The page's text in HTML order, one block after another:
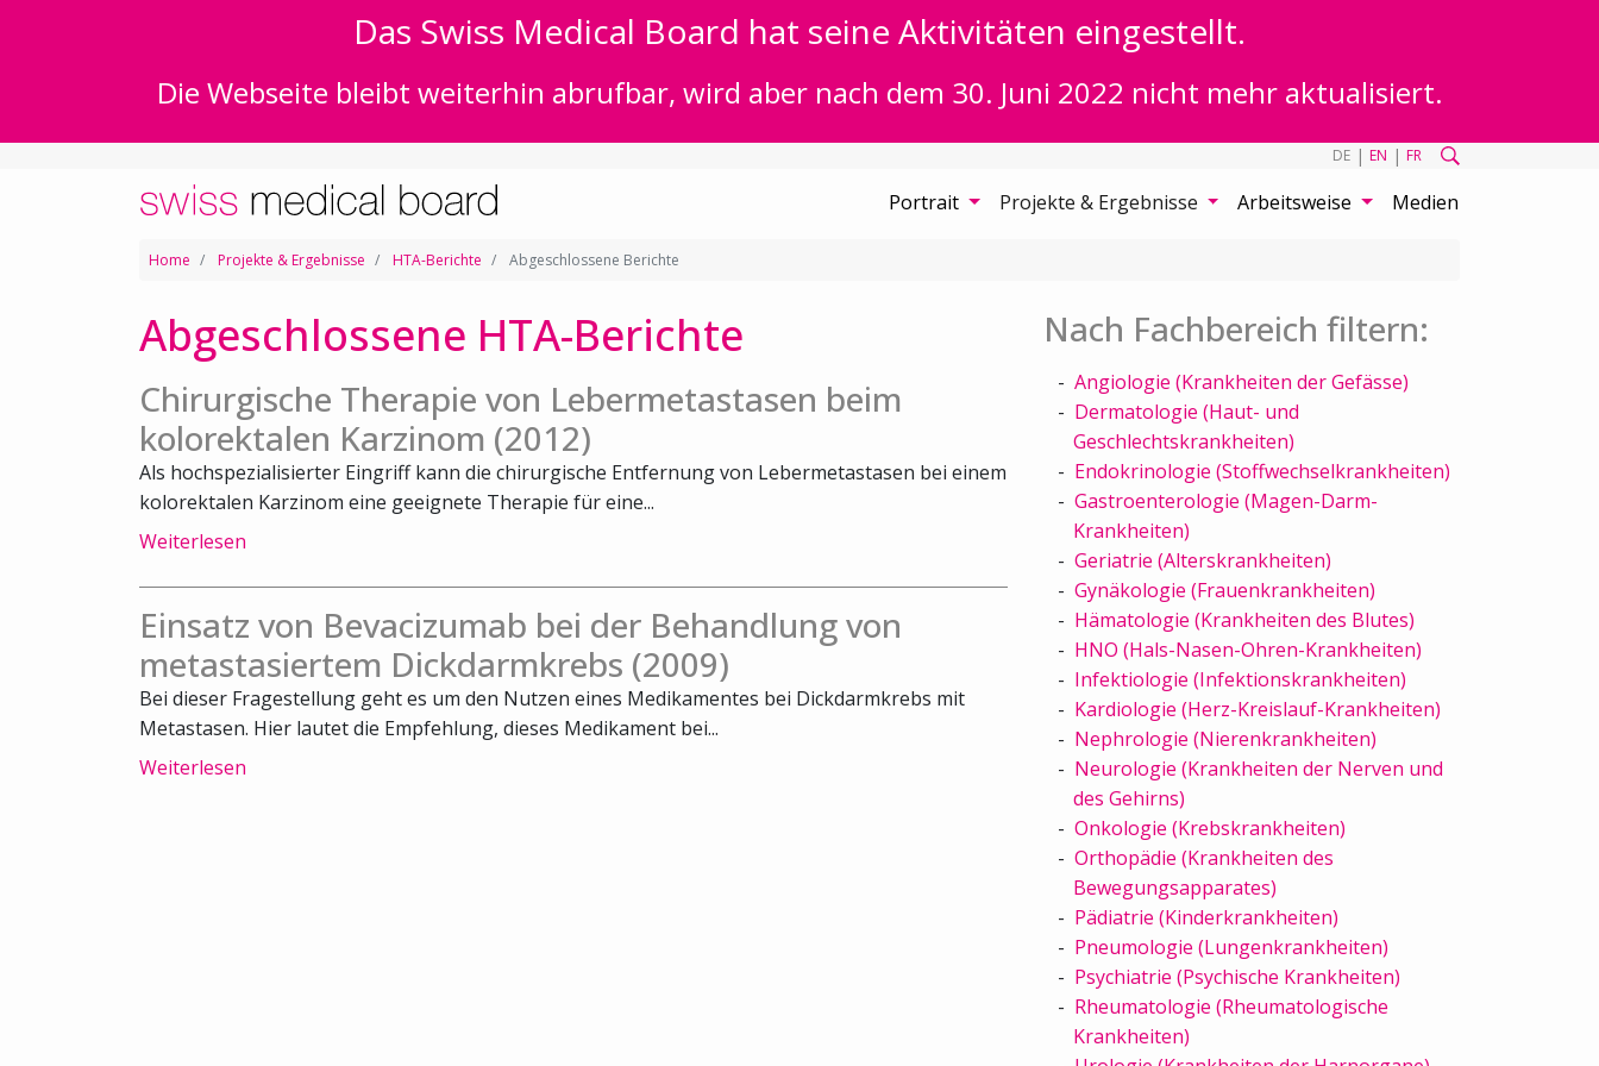
Das Swiss Medical Board hat seine Aktivitäten eingestellt.
Die Webseite bleibt weiterhin abrufbar, wird aber nach dem 30. Juni 2022 nicht mehr aktualisiert.
DE | EN | FR
Portrait Projekte & Ergebnisse Arbeitsweise Medien
Home Projekte & Ergebnisse HTA-Berichte Abgeschlossene Berichte
Abgeschlossene HTA-Berichte
Chirurgische Therapie von Lebermetastasen beim
kolorektalen Karzinom (2012)
Als hochspezialisierter Eingriff kann die chirurgische Entfernung von Lebermetastasen bei einem
kolorektalen Karzinom eine geeignete Therapie für eine...
Weiterlesen
Einsatz von Bevacizumab bei der Behandlung von
metastasiertem Dickdarmkrebs (2009)
Bei dieser Fragestellung geht es um den Nutzen eines Medikamentes bei Dickdarmkrebs mit
Metastasen. Hier lautet die Empfehlung, dieses Medikament bei...
Weiterlesen
Nach Fachbereich filtern:
Angiologie (Krankheiten der Gefässe)
Dermatologie (Haut- und
Geschlechtskrankheiten)
Endokrinologie (Stoffwechselkrankheiten)
Gastroenterologie (Magen-Darm-
Krankheiten)
Geriatrie (Alterskrankheiten)
Gynäkologie (Frauenkrankheiten)
Hämatologie (Krankheiten des Blutes)
HNO (Hals-Nasen-Ohren-Krankheiten)
Infektiologie (Infektionskrankheiten)
Kardiologie (Herz-Kreislauf-Krankheiten)
Nephrologie (Nierenkrankheiten)
Neurologie (Krankheiten der Nerven und
des Gehirns)
Onkologie (Krebskrankheiten)
Orthopädie (Krankheiten des
Bewegungsapparates)
Pädiatrie (Kinderkrankheiten)
Pneumologie (Lungenkrankheiten)
Psychiatrie (Psychische Krankheiten)
Rheumatologie (Rheumatologische
Krankheiten)